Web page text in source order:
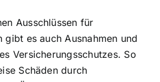
Ausschlüssen für
gibt es auch Ausnahmen und
Versicherungsschutzes. So
Schäden durch